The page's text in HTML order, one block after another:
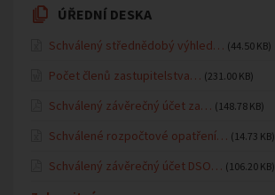
ÚŘEDNÍ DESKA
Schválený střednědobý výhled… (44.50 KB)
Počet členů zastupitelstva… (231.00 KB)
Schválený závěrečný účet za… (148.78 KB)
Schválené rozpočtové opatření… (14.73 KB)
Schválený závěrečný účet DSO… (106.20 KB)